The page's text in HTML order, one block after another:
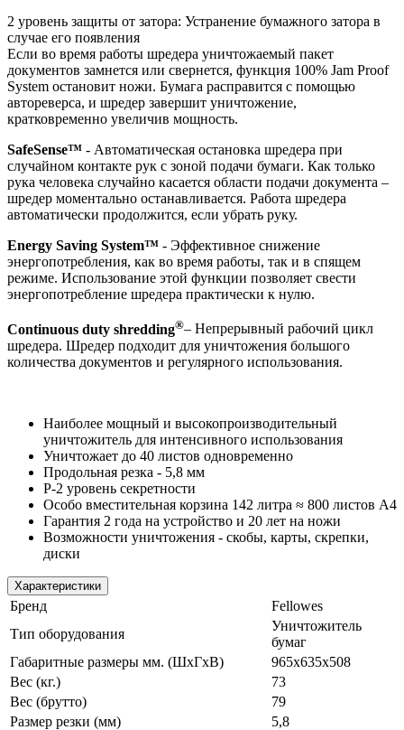
2 уровень защиты от затора: Устранение бумажного затора в
случае его появления
Если во время работы шредера уничтожаемый пакет
документов замнется или свернется, функция 100% Jam Proof
System остановит ножи. Бумага расправится с помощью
автореверса, и шредер завершит уничтожение,
кратковременно увеличив мощность.
SafeSense™ - Автоматическая остановка шредера при
случайном контакте рук с зоной подачи бумаги. Как только
рука человека случайно касается области подачи документа –
шредер моментально останавливается. Работа шредера
автоматически продолжится, если убрать руку.
Energy Saving System™ - Эффективное снижение
энергопотребления, как во время работы, так и в спящем
режиме. Использование этой функции позволяет свести
энергопотребление шредера практически к нулю.
Continuous duty shredding®– Непрерывный рабочий цикл
шредера. Шредер подходит для уничтожения большого
количества документов и регулярного использования.
Наиболее мощный и высокопроизводительный
уничтожитель для интенсивного использования
Уничтожает до 40 листов одновременно
Продольная резка - 5,8 мм
P-2 уровень секретности
Особо вместительная корзина 142 литра ≈ 800 листов А4
Гарантия 2 года на устройство и 20 лет на ножи
Возможности уничтожения - скобы, карты, скрепки,
диски
Характеристики
Бренд
Fellowes
Тип оборудования
Уничтожитель
бумаг
Габаритные размеры мм. (ШхГхВ)
965x635x508
Вес (кг.)
73
Вес (брутто)
79
Размер резки (мм)
5,8